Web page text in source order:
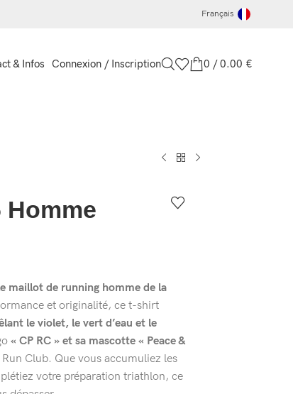
Français
& Infos Connexion / Inscription 0 / 0.00 €
maillot de running homme de la
et originalité, ce t-shirt
le violet, le vert d’eau et le
« CP RC » et sa mascotte « Peace &
Club. Que vous accumuliez les
votre préparation triathlon, ce